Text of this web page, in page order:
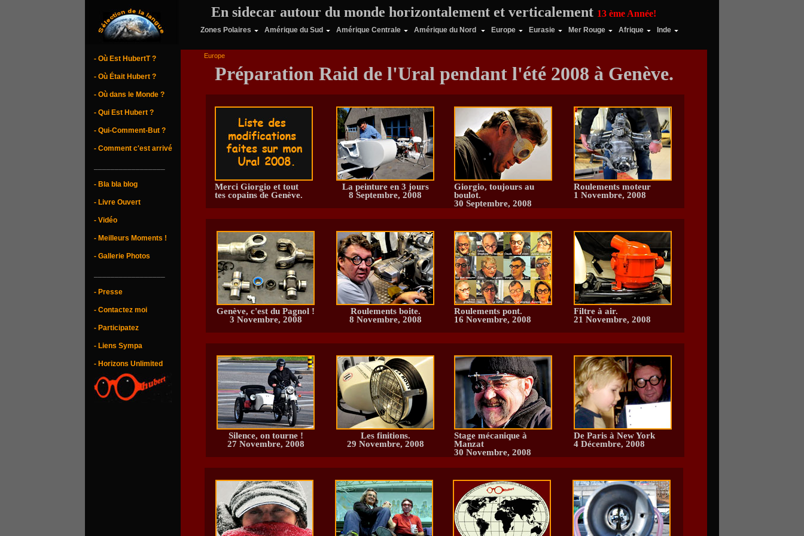
En sidecar autour du monde horizontalement et verticalement 13 ème Année!
Zones Polaires Amérique du Sud Amérique Centrale Amérique du Nord Europe Eurasie Mer Rouge Afrique Inde
- Où Est HubertT ?
- Où Était Hubert ?
- Où dans le Monde ?
- Qui Est Hubert ?
- Qui-Comment-But ?
- Comment c'est arrivé
- Bla bla blog
- Livre Ouvert
- Vidéo
- Meilleurs Moments !
- Gallerie Photos
- Presse
- Contactez moi
- Participatez
- Liens Sympa
- Horizons Unlimited
        Europe
Préparation Raid de l'Ural pendant l'été 2008 à Genève.
Merci Giorgio et tout
tes copains de Genève.
La peinture en 3 jours
8 Septembre, 2008
Giorgio, toujours au
boulot.
30 Septembre, 2008
Roulements moteur
1 Novembre, 2008
Genève, c'est du Pagnol !
3 Novembre, 2008
Roulements boite.
8 Novembre, 2008
Roulements pont.
16 Novembre, 2008
Filtre à air.
21 Novembre, 2008
Silence, on tourne !
27 Novembre, 2008
Les finitions.
29 Novembre, 2008
Stage mécanique à
Manzat
30 Novembre, 2008
De Paris à New York
4 Décembre, 2008